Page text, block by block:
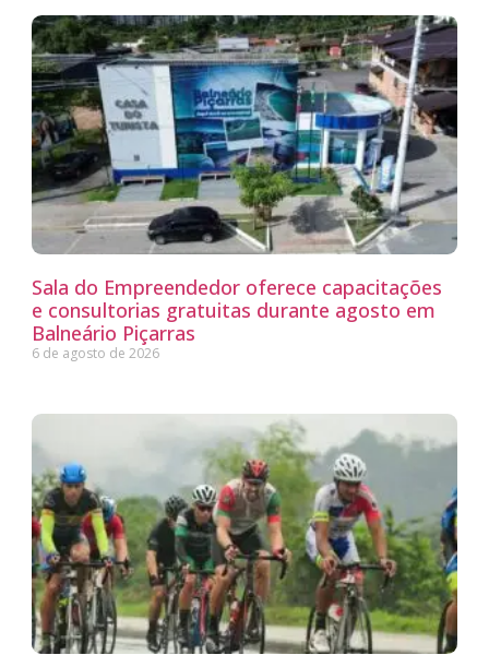
Sala do Empreendedor oferece capacitações
e consultorias gratuitas durante agosto em
Balneário Piçarras
6 de agosto de 2026